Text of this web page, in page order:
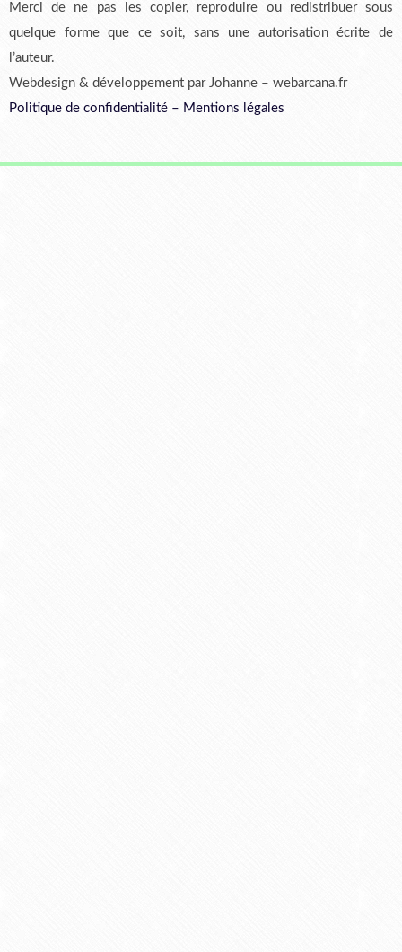
Merci de ne pas les copier, reproduire ou redistribuer sous
quelque forme que ce soit, sans une autorisation écrite de
l’auteur.
Webdesign & développement par Johanne – webarcana.fr
Politique de confidentialité – Mentions légales